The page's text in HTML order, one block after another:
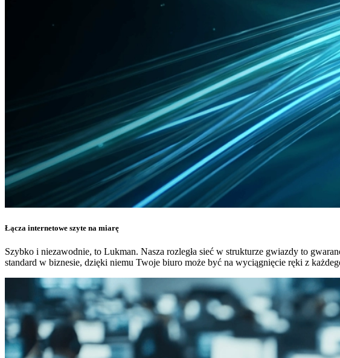
Łącza internetowe szyte na miarę
Szybko i niezawodnie, to Lukman. Nasza rozległa sieć w strukturze gwiazdy to
standard w biznesie, dzięki niemu Twoje biuro może być na wyciągnięcie ręki z